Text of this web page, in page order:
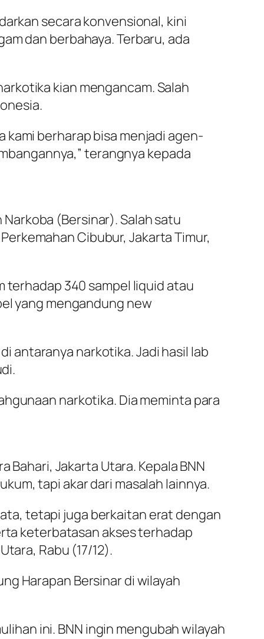
secara konvensional, kini
dan berbahaya. Terbaru, ada
kian mengancam. Salah
kami berharap bisa menjadi agen-
terangnya kepada
(Bersinar). Salah satu
Cibubur, Jakarta Timur,
terhadap 340 sampel liquid atau
yang mengandung new
antaranya narkotika. Jadi hasil lab
narkotika. Dia meminta para
Bahari, Jakarta Utara. Kepala BNN
tapi akar dari masalah lainnya.
tetapi juga berkaitan erat dengan
keterbatasan akses terhadap
Rabu (17/12).
Harapan Bersinar di wilayah
ini. BNN ingin mengubah wilayah